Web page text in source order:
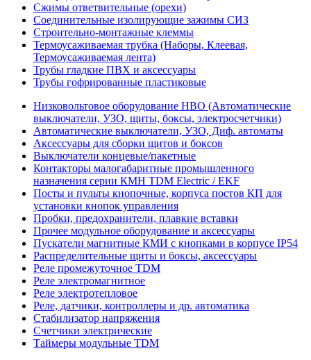
Сжимы ответвительные (орехи)
Соединительные изолирующие зажимы СИЗ
Строительно-монтажные клеммы
Термоусаживаемая трубка (Наборы, Клеевая,
Термоусаживаемая лента)
Трубы гладкие ПВХ и аксессуары
Трубы гофрированные пластиковые
Низковольтовое оборудование НВО (Автоматические
выключатели, УЗО, щиты, боксы, электросчетчики)
Автоматические выключатели, УЗО, Диф. автоматы
Аксессуары для сборки щитов и боксов
Выключатели концевые/пакетные
Контакторы малогабаритные промышленного
назначения серии КМН TDM Electric / EKF
Посты и пульты кнопочные, корпуса постов КП для
установки кнопок управления
Пробки, предохранители, плавкие вставки
Прочее модульное оборудование и аксессуары
Пускатели магнитные КМИ с кнопками в корпусе IP54
Распределительные щиты и боксы, аксессуары
Реле промежуточное TDM
Реле электромагнитное
Реле электротепловое
Реле, датчики, контроллеры и др. автоматика
Стабилизатор напряжения
Счетчики электрические
Таймеры модульные TDM